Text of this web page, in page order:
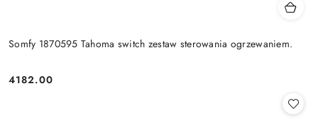
Somfy 1870595 Tahoma switch zestaw sterowania ogrzewaniem.
Cena:
4182.00